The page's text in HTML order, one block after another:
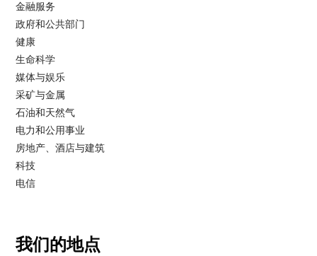
金融服务
政府和公共部门
健康
生命科学
媒体与娱乐
采矿与金属
石油和天然气
电力和公用事业
房地产、酒店与建筑
科技
电信
我们的地点